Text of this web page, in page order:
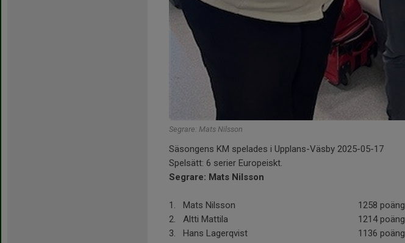
Segrare: Mats Nilsson
Säsongens KM spelades i Upplans-Väsby 2025-05-17
Spelsätt: 6 serier Europeiskt.
Segrare: Mats Nilsson
1. Mats Nilsson
2. Altti Mattila
3. Hans Lagerqvist
1258 poäng
1214 poäng
1136 poäng